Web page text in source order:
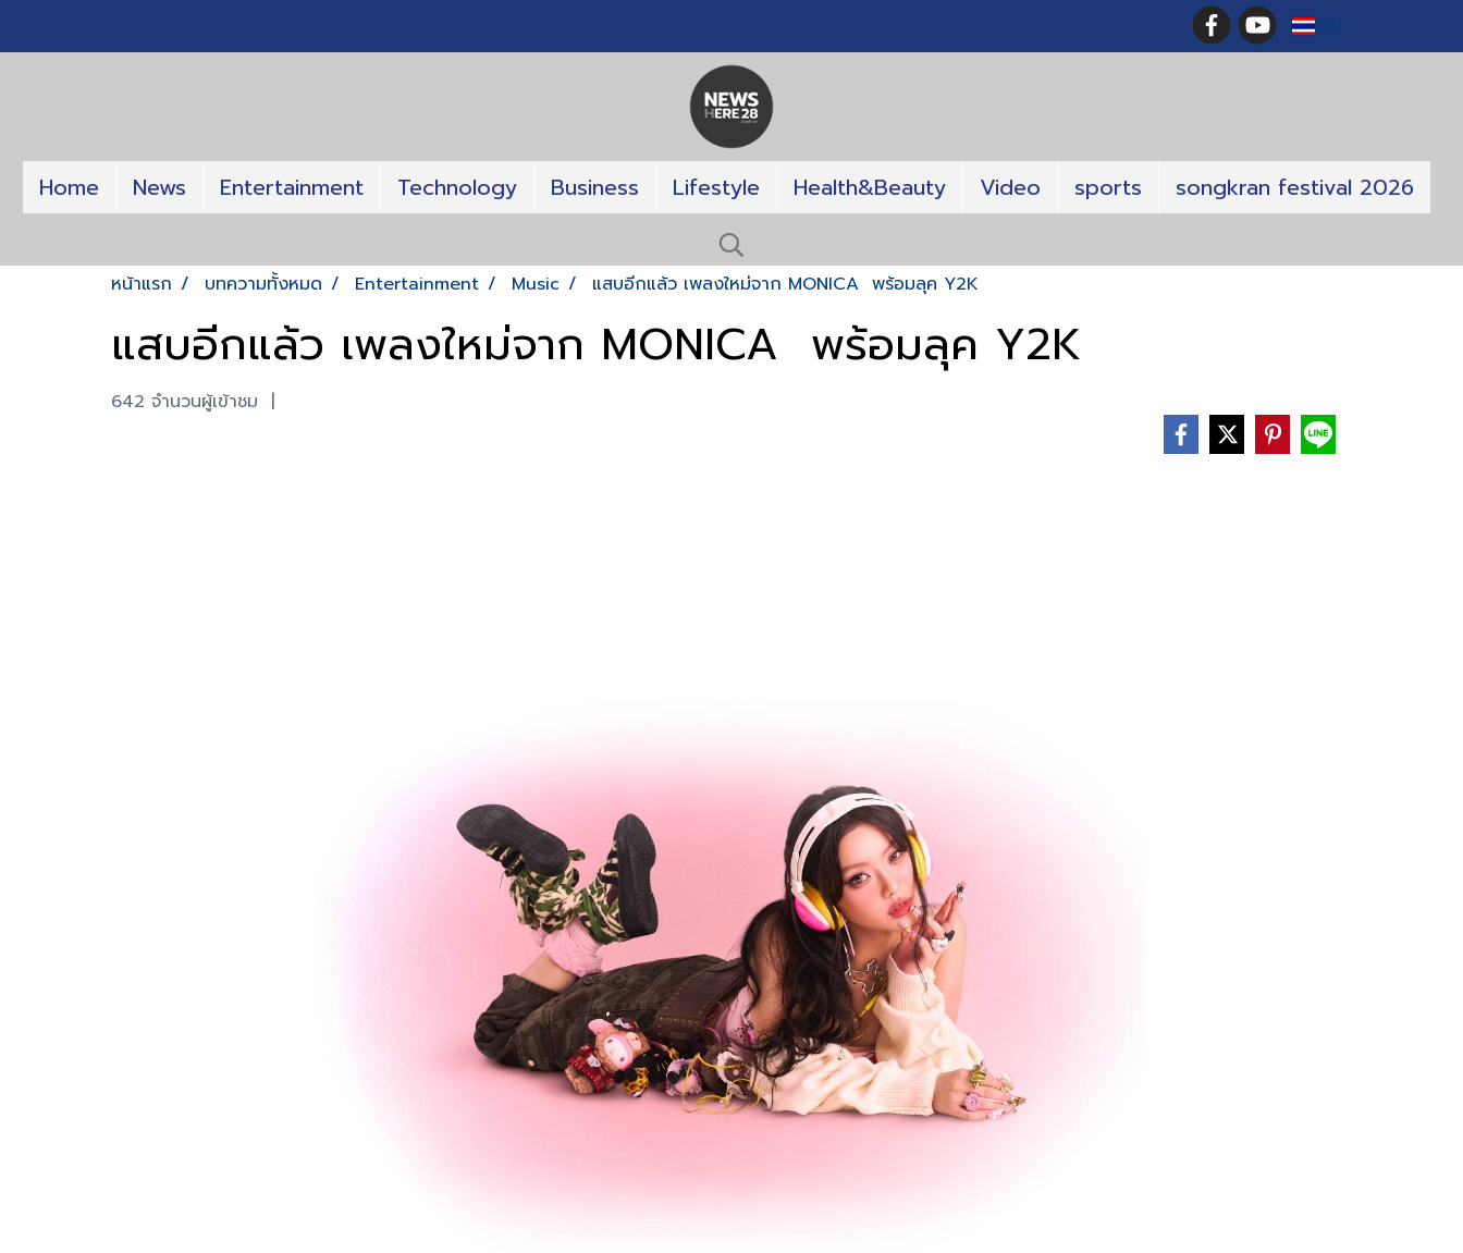
TH
Home News Entertainment Technology Business Lifestyle Health&Beauty Video sports songkran festival 2026
หน้าแรก บทความทั้งหมด Entertainment Music แสบอีกแล้ว เพลงใหม่จาก MONICA พร้อมลุค Y2K
แสบอีกแล้ว เพลงใหม่จาก MONICA พร้อมลุค Y2K
642 จำนวนผู้เข้าชม |